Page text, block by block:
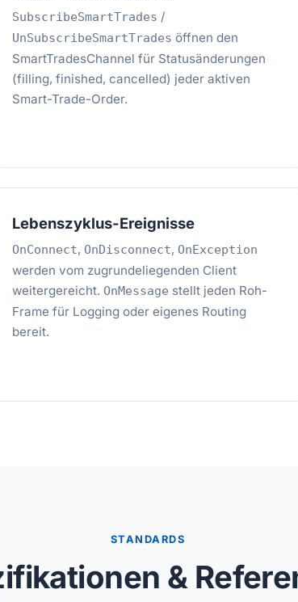
SubscribeSmartTrades /
UnSubscribeSmartTrades öffnen den
SmartTradesChannel für Statusänderungen
(filling, finished, cancelled) jeder aktiven
Smart-Trade-Order.
Lebenszyklus-Ereignisse
OnConnect, OnDisconnect, OnException
werden vom zugrundeliegenden Client
weitergereicht. OnMessage stellt jeden Roh-
Frame für Logging oder eigenes Routing
bereit.
STANDARDS
&